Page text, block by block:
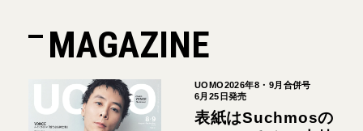
MAGAZINE
UOMO2026年8・9月合併号
6月25日発売
表紙はSuchmosの